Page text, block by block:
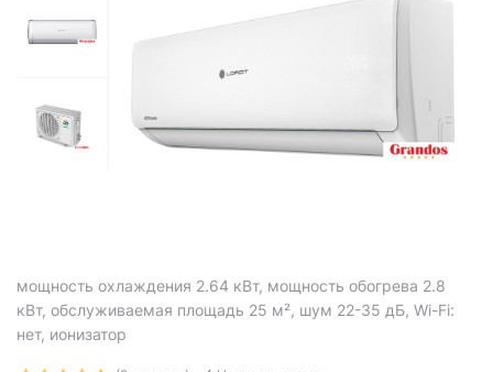
мощность охлаждения 2.64 кВт, мощность обогрева 2.8
кВт, обслуживаемая площадь 25 м², шум 22-35 дБ, Wi-Fi:
нет, ионизатор